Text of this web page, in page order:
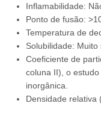
Inflamabilidade:
Ponto de fusão:
Temperatura de
Solubilidade: Muito
Coeficiente de
coluna II), o
inorgânica.
Densidade relativa